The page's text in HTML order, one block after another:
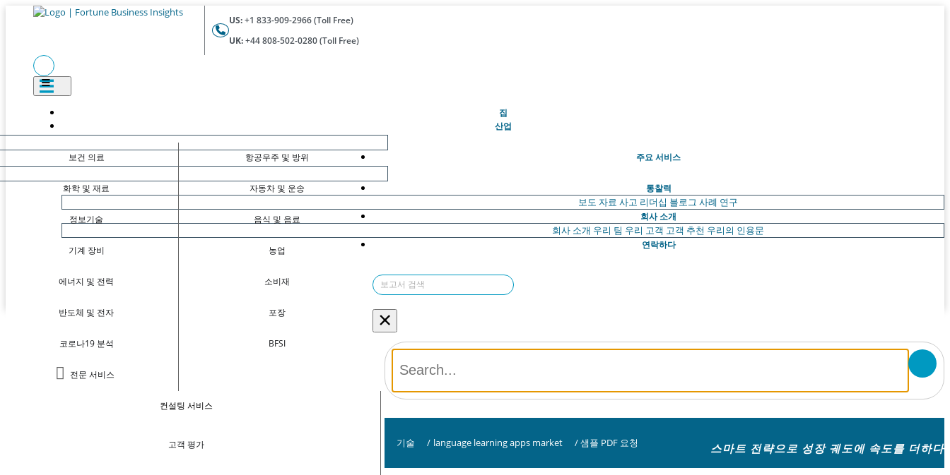
US:+1 833-909-2966 (Toll Free)
UK:+44 808-502-0280 (Toll Free)
집(현재의)
산업
보건 의료
화학 및 재료
정보기술
기계 장비
에너지 및 전력
반도체 및 전자
코로나19 분석
전문 서비스
항공우주 및 방위
자동차 및 운송
음식 및 음료
농업
소비재
포장
BFSI
주요 서비스
컨설팅 서비스
고객 평가
통찰력
보도 자료 사고 리더십 블로그 사례 연구
회사 소개
회사 소개 우리 팀 우리 고객 고객 추천 우리의 인용문
연락하다
×
기술 / language learning apps market / 샘플 PDF 요청 스마트 전략으로 성장 궤도에 속도를 더하다